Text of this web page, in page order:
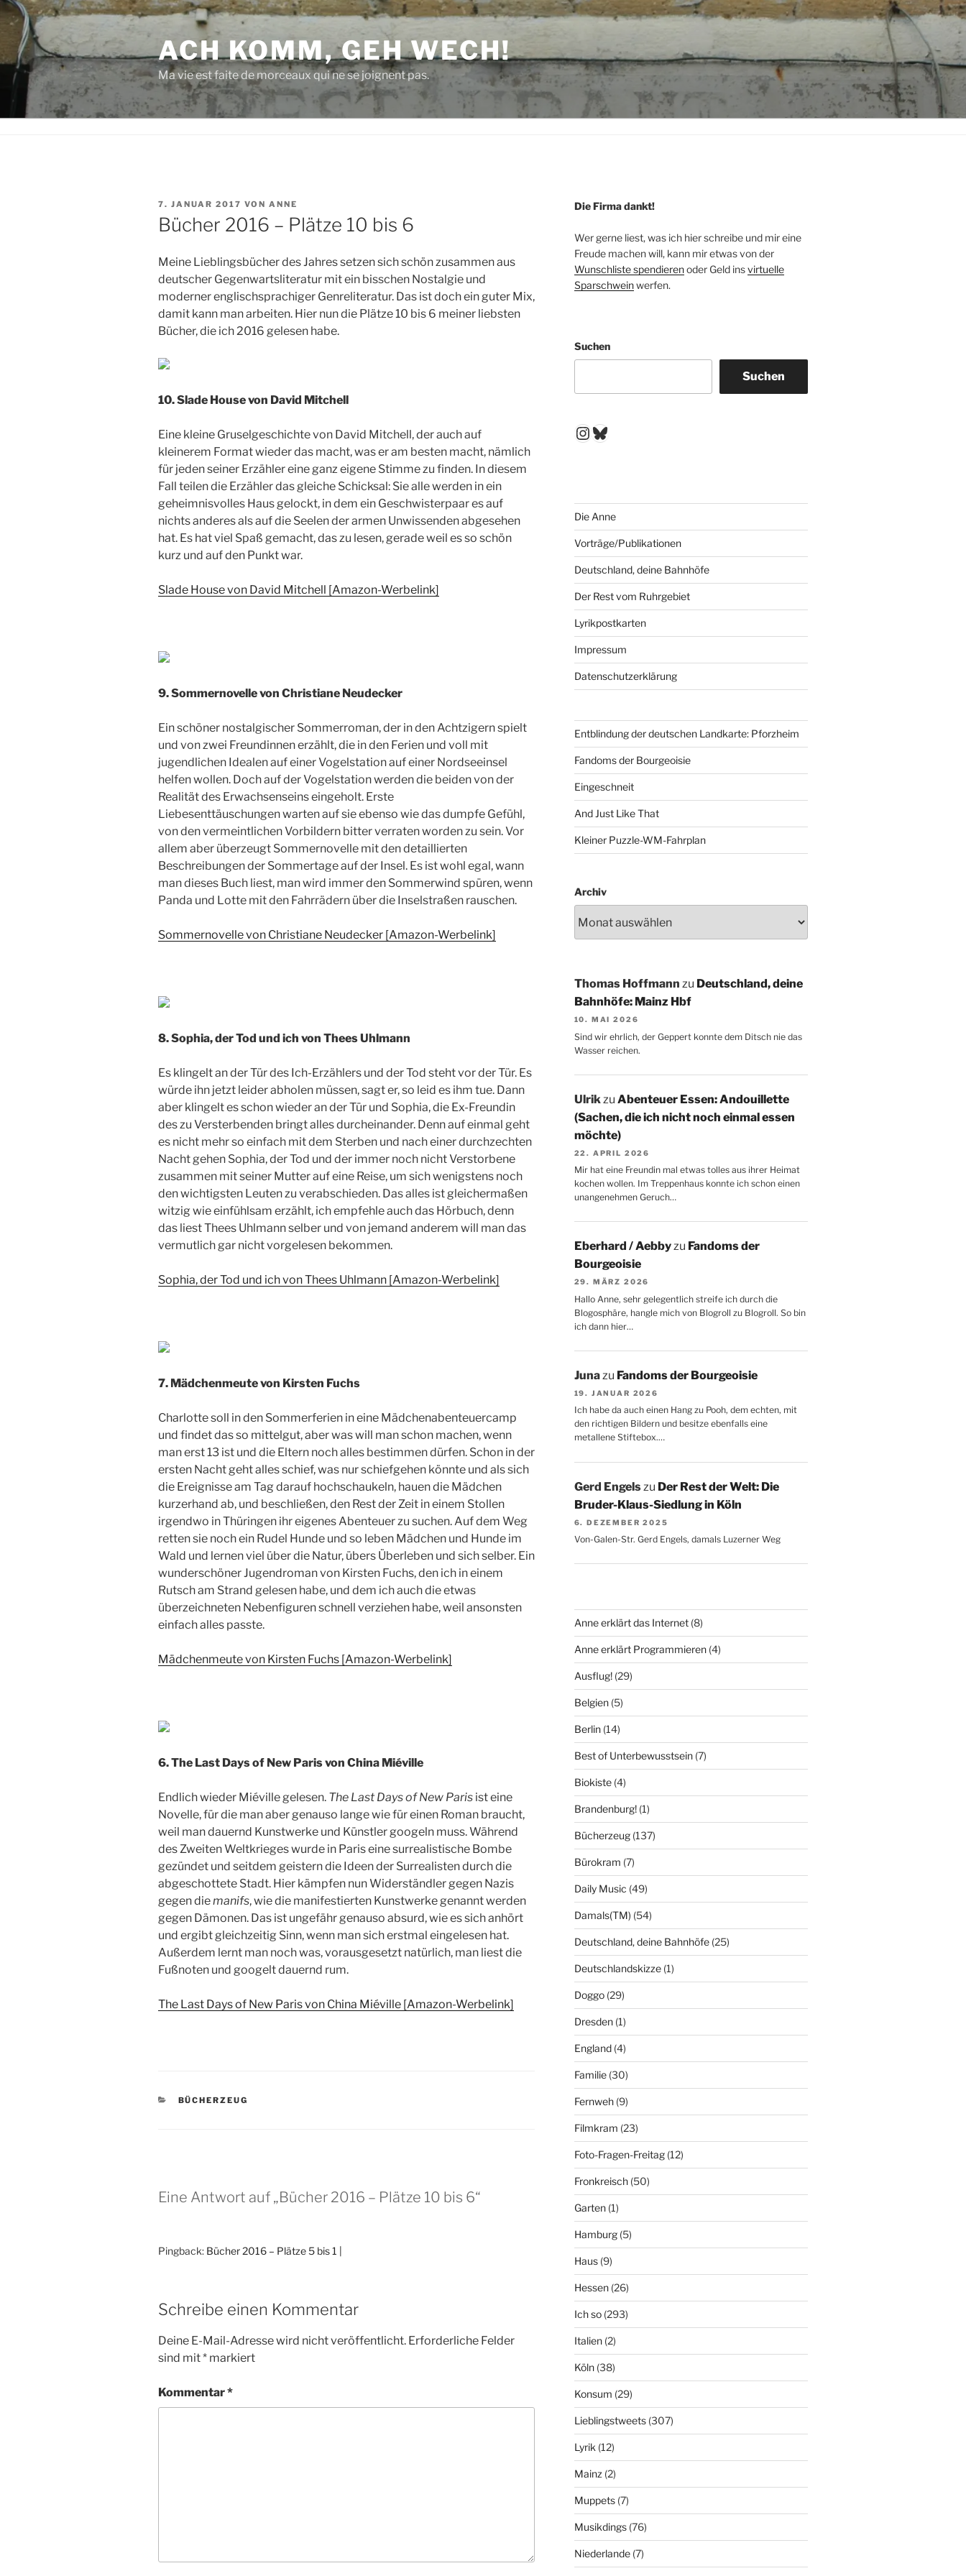
Zum
Inhalt
springen
ACH KOMM, GEH WECH!
Ma vie est faite de morceaux qui ne se joignent pas.
VERÖFFENTLICHT
AM
7. JANUAR 2017 VON ANNE
Bücher 2016 – Plätze 10 bis 6
Meine Lieblingsbücher des Jahres setzen sich schön zusammen aus
deutscher Gegenwartsliteratur mit ein bisschen Nostalgie und
moderner englischsprachiger Genreliteratur. Das ist doch ein guter Mix,
damit kann man arbeiten. Hier nun die Plätze 10 bis 6 meiner liebsten
Bücher, die ich 2016 gelesen habe.
10. Slade House von David Mitchell
Eine kleine Gruselgeschichte von David Mitchell, der auch auf
kleinerem Format wieder das macht, was er am besten macht, nämlich
für jeden seiner Erzähler eine ganz eigene Stimme zu finden. In diesem
Fall teilen die Erzähler das gleiche Schicksal: Sie alle werden in ein
geheimnisvolles Haus gelockt, in dem ein Geschwisterpaar es auf
nichts anderes als auf die Seelen der armen Unwissenden abgesehen
hat. Es hat viel Spaß gemacht, das zu lesen, gerade weil es so schön
kurz und auf den Punkt war.
Slade House von David Mitchell [Amazon-Werbelink]
9. Sommernovelle von Christiane Neudecker
Ein schöner nostalgischer Sommerroman, der in den Achtzigern spielt
und von zwei Freundinnen erzählt, die in den Ferien und voll mit
jugendlichen Idealen auf einer Vogelstation auf einer Nordseeinsel
helfen wollen. Doch auf der Vogelstation werden die beiden von der
Realität des Erwachsenseins eingeholt. Erste
Liebesenttäuschungen warten auf sie ebenso wie das dumpfe Gefühl,
von den vermeintlichen Vorbildern bitter verraten worden zu sein. Vor
allem aber überzeugt Sommernovelle mit den detaillierten
Beschreibungen der Sommertage auf der Insel. Es ist wohl egal, wann
man dieses Buch liest, man wird immer den Sommerwind spüren, wenn
Panda und Lotte mit den Fahrrädern über die Inselstraßen rauschen.
Sommernovelle von Christiane Neudecker [Amazon-Werbelink]
8. Sophia, der Tod und ich von Thees Uhlmann
Es klingelt an der Tür des Ich-Erzählers und der Tod steht vor der Tür. Es
würde ihn jetzt leider abholen müssen, sagt er, so leid es ihm tue. Dann
aber klingelt es schon wieder an der Tür und Sophia, die Ex-Freundin
des zu Versterbenden bringt alles durcheinander. Denn auf einmal geht
es nicht mehr so einfach mit dem Sterben und nach einer durchzechten
Nacht gehen Sophia, der Tod und der immer noch nicht Verstorbene
zusammen mit seiner Mutter auf eine Reise, um sich wenigstens noch
den wichtigsten Leuten zu verabschieden. Das alles ist gleichermaßen
witzig wie einfühlsam erzählt, ich empfehle auch das Hörbuch, denn
das liest Thees Uhlmann selber und von jemand anderem will man das
vermutlich gar nicht vorgelesen bekommen.
Sophia, der Tod und ich von Thees Uhlmann [Amazon-Werbelink]
7. Mädchenmeute von Kirsten Fuchs
Charlotte soll in den Sommerferien in eine Mädchenabenteuercamp
und findet das so mittelgut, aber was will man schon machen, wenn
man erst 13 ist und die Eltern noch alles bestimmen dürfen. Schon in der
ersten Nacht geht alles schief, was nur schiefgehen könnte und als sich
die Ereignisse am Tag darauf hochschaukeln, hauen die Mädchen
kurzerhand ab, und beschließen, den Rest der Zeit in einem Stollen
irgendwo in Thüringen ihr eigenes Abenteuer zu suchen. Auf dem Weg
retten sie noch ein Rudel Hunde und so leben Mädchen und Hunde im
Wald und lernen viel über die Natur, übers Überleben und sich selber. Ein
wunderschöner Jugendroman von Kirsten Fuchs, den ich in einem
Rutsch am Strand gelesen habe, und dem ich auch die etwas
überzeichneten Nebenfiguren schnell verziehen habe, weil ansonsten
einfach alles passte.
Mädchenmeute von Kirsten Fuchs [Amazon-Werbelink]
6. The Last Days of New Paris von China Miéville
Endlich wieder Miéville gelesen. The Last Days of New Paris ist eine
Novelle, für die man aber genauso lange wie für einen Roman braucht,
weil man dauernd Kunstwerke und Künstler googeln muss. Während
des Zweiten Weltkrieges wurde in Paris eine surrealistische Bombe
gezündet und seitdem geistern die Ideen der Surrealisten durch die
abgeschottete Stadt. Hier kämpfen nun Widerständler gegen Nazis
gegen diemanifs, wie die manifestierten Kunstwerke genannt werden
gegen Dämonen. Das ist ungefähr genauso absurd, wie es sich anhört
und ergibt gleichzeitig Sinn, wenn man sich erstmal eingelesen hat.
Außerdem lernt man noch was, vorausgesetzt natürlich, man liest die
Fußnoten und googelt dauernd rum.
The Last Days of New Paris von China Miéville [Amazon-Werbelink]
KATEGORIEN
BÜCHERZEUG
Eine Antwort auf „Bücher 2016 – Plätze 10 bis 6“
Pingback: Bücher 2016 – Plätze 5 bis 1 |
Schreibe einen Kommentar
Deine E-Mail-Adresse wird nicht veröffentlicht. Erforderliche Felder
sind mit* markiert
Kommentar*
Die Firma dankt!
Wer gerne liest, was ich hier schreibe und mir eine
Freude machen will, kann mir etwas von der
Wunschliste spendierenoder Geld insvirtuelle
Sparschweinwerfen.
Suchen
Suchen
Instagram
Bluesky
Die Anne
Vorträge/Publikationen
Deutschland, deine Bahnhöfe
Der Rest vom Ruhrgebiet
Lyrikpostkarten
Impressum
Datenschutzerklärung
Entblindung der deutschen Landkarte: Pforzheim
Fandoms der Bourgeoisie
Eingeschneit
And Just Like That
Kleiner Puzzle-WM-Fahrplan
Archiv
Thomas Hoffmann zu Deutschland, deine
Bahnhöfe: Mainz Hbf
10. MAI 2026
Sind wir ehrlich, der Geppert konnte dem Ditsch nie das
Wasser reichen.
Ulrikzu Abenteuer Essen: Andouillette
(Sachen, die ich nicht noch einmal essen
möchte)
22. APRIL 2026
Mir hat eine Freundin mal etwas tolles aus ihrer Heimat
kochen wollen. Im Treppenhaus konnte ich schon einen
unangenehmen Geruch…
Eberhard / Aebbyzu Fandoms der
Bourgeoisie
29. MÄRZ 2026
Hallo Anne, sehr gelegentlich streife ich durch die
Blogosphäre, hangle mich von Blogroll zu Blogroll. So bin
ich dann hier…
Junazu Fandoms der Bourgeoisie
19. JANUAR 2026
Ich habe da auch einen Hang zu Pooh, dem echten, mit
den richtigen Bildern und besitze ebenfalls eine
metallene Stiftebox.…
Gerd Engelszu Der Rest der Welt: Die
Bruder-Klaus-Siedlung in Köln
6. DEZEMBER 2025
Von-Galen-Str. Gerd Engels, damals Luzerner Weg
Anne erklärt das Internet(8)
Anne erklärt Programmieren(4)
Ausflug!(29)
Belgien(5)
Berlin(14)
Best of Unterbewusstsein(7)
Biokiste(4)
Brandenburg!(1)
Bücherzeug(137)
Bürokram (7)
Daily Music (49)
Damals(TM) (54)
Deutschland, deine Bahnhöfe(25)
Deutschlandskizze(1)
Doggo(29)
Dresden(1)
England(4)
Familie(30)
Fernweh(9)
Filmkram (23)
Foto-Fragen-Freitag(12)
Fronkreisch(50)
Garten(1)
Hamburg(5)
Haus(9)
Hessen(26)
Ich so(293)
Italien(2)
Köln(38)
Konsum (29)
Lieblingstweets(307)
Lyrik (12)
Mainz (2)
Muppets(7)
Musikdings(76)
Niederlande(7)